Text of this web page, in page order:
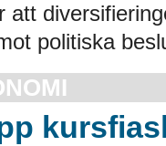
att
politiska